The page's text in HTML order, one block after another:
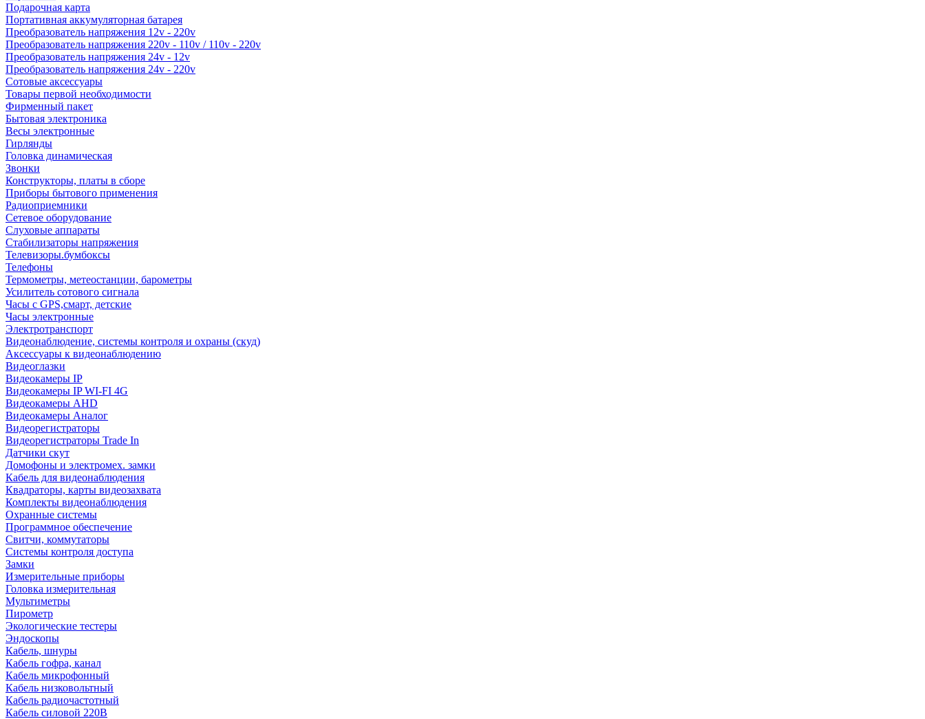
Подарочная карта
Портативная аккумуляторная батарея
Преобразователь напряжения 12v - 220v
Преобразователь напряжения 220v - 110v / 110v - 220v
Преобразователь напряжения 24v - 12v
Преобразователь напряжения 24v - 220v
Сотовые аксессуары
Товары первой необходимости
Фирменный пакет
Бытовая электроника
Весы электронные
Гирлянды
Головка динамическая
Звонки
Конструкторы, платы в сборе
Приборы бытового применения
Радиоприемники
Сетевое оборудование
Слуховые аппараты
Стабилизаторы напряжения
Телевизоры.бумбоксы
Телефоны
Термометры, метеостанции, барометры
Усилитель сотового сигнала
Часы с GPS,смарт, детские
Часы электронные
Электротранспорт
Видеонаблюдение, системы контроля и охраны (скуд)
Аксессуары к видеонаблюдению
Видеоглазки
Видеокамеры IP
Видеокамеры IP WI-FI 4G
Видеокамеры AHD
Видеокамеры Аналог
Видеорегистраторы
Видеорегистраторы Trade In
Датчики скут
Домофоны и электромех. замки
Кабель для видеонаблюдения
Квадраторы, карты видеозахвата
Комплекты видеонаблюдения
Охранные системы
Программное обеспечение
Свитчи, коммутаторы
Системы контроля доступа
Замки
Измерительные приборы
Головка измерительная
Мультиметры
Пирометр
Экологические тестеры
Эндоскопы
Кабель, шнуры
Кабель гофра, канал
Кабель микрофонный
Кабель низковольтный
Кабель радиочастотный
Кабель силовой 220В